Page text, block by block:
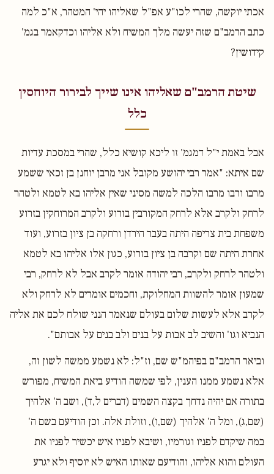
אכתי יוקשה, שהרי לכו"ע אפ"ל שאליהו יהי' המטהר, א"כ למה
כתב הרמב"ם שזה יעשה מלך המשיח ולא אליהו וכדקאמר בגמ'
קידושין?
שיטת הרמב"ם שאליהו אינו שייך לבירור היוחסין
כלל
אבל באמת י"ל דמגמ' זו ליכא קושיא כלל, שהרי במסכת עדיות
שם איתא: "אמר רבי יהושע מקובל אני מרבן יוחנן בן זכאי ששמע
מרבו ורבו מרבו הלכה למשה מסיני שאין אליהו בא לטמא ולטהר
לרחק ולקרב אלא לרחק המקורבין בזרוע ולקרב המרוחקין בזרוע
משפחת בית צריפה היתה בעבר הירדן ורחקה בן ציון בזרוע, ועוד
אחרת היתה שם וקרבה בן ציון בזרוע, כגון אלו אליהו בא לטמא
ולטהר לרחק ולקרב, רבי יהודה אומר לקרב אבל לא לרחק, רבי
שמעון אומר להשוות המחלוקת, וחכמים אומרים לא לרחק ולא
לקרב אלא לעשות שלום בעולם שנאמר הנני שולח לכם את אליה
הנביא וגו' והשיב לב אבות על בנים ולב בנים על אבותם".
וביאר הרמב"ם בפיהמ"ש שם, וז"ל: לא נשמע ממשה לשון זה,
אלא נשמע ממנו הענין, לפי שמשה הודיע ביאת המשיח, מפורש
בתורה אם יהיה נדחך בקצה השמים (דברים ל,ד), ושב ה' אלהיך
(שם,ג), ומל ה' אלהיך (שם,ו), וזולת אלה. וכן הודיעם בשם ה'
במה שיקדם לפניו וגורמיו, ושיבא לפניו איש יכשיר לפניו את
העולם והוא אליהו, והודיעם שאותו האיש לא יוסיף ולא יגרע